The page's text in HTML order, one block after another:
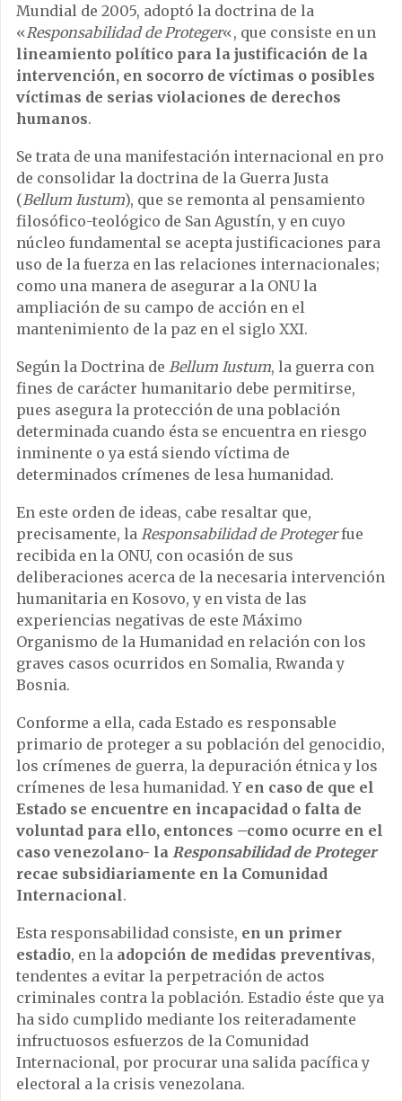
Mundial de 2005, adoptó la doctrina de la
«Responsabilidad de Proteger«, que consiste en un
lineamiento político para la justificación de la
intervención, en socorro de víctimas o posibles
víctimas de serias violaciones de derechos
humanos.
Se trata de una manifestación internacional en pro
de consolidar la doctrina de la Guerra Justa
(Bellum Iustum), que se remonta al pensamiento
filosófico-teológico de San Agustín, y en cuyo
núcleo fundamental se acepta justificaciones para
uso de la fuerza en las relaciones internacionales;
como una manera de asegurar a la ONU la
ampliación de su campo de acción en el
mantenimiento de la paz en el siglo XXI.
Según la Doctrina de Bellum Iustum, la guerra con
fines de carácter humanitario debe permitirse,
pues asegura la protección de una población
determinada cuando ésta se encuentra en riesgo
inminente o ya está siendo víctima de
determinados crímenes de lesa humanidad.
En este orden de ideas, cabe resaltar que,
precisamente, la Responsabilidad de Protegerfue
recibida en la ONU, con ocasión de sus
deliberaciones acerca de la necesaria intervención
humanitaria en Kosovo, y en vista de las
experiencias negativas de este Máximo
Organismo de la Humanidad en relación con los
graves casos ocurridos en Somalia, Rwanda y
Bosnia.
Conforme a ella, cada Estado es responsable
primario de proteger a su población del genocidio,
los crímenes de guerra, la depuración étnica y los
crímenes de lesa humanidad. Y en caso de que el
Estado se encuentre en incapacidad o falta de
voluntad para ello, entonces –como ocurre en el
caso venezolano- la Responsabilidad de Proteger
recae subsidiariamente en la Comunidad
Internacional.
Esta responsabilidad consiste, en un primer
estadio, en la adopción de medidas preventivas,
tendentes a evitar la perpetración de actos
criminales contra la población. Estadio éste que ya
ha sido cumplido mediante los reiteradamente
infructuosos esfuerzos de la Comunidad
Internacional, por procurar una salida pacífica y
electoral a la crisis venezolana.